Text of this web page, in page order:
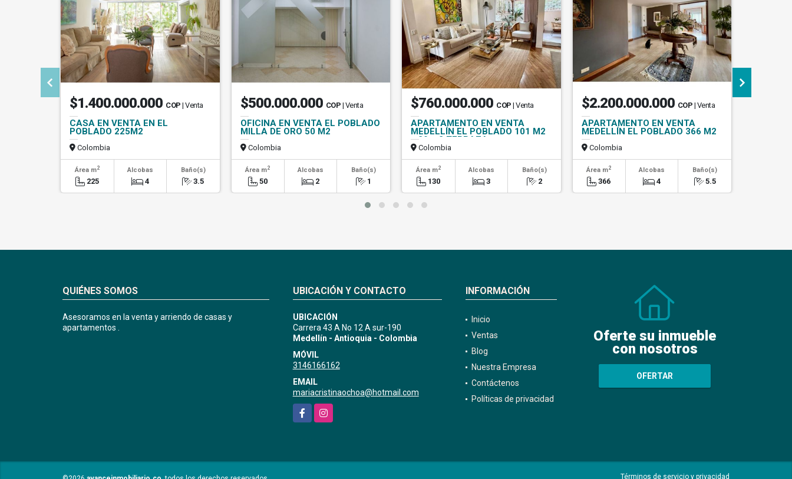
$1.400.000.000 COP | Venta
CASA EN VENTA EN EL
POBLADO 225M2
Colombia
Área m2
225
Alcobas
4
Baño(s)
3.5
$500.000.000 COP | Venta
OFICINA EN VENTA EL POBLADO
MILLA DE ORO 50 M2
Colombia
Área m2
50
Alcobas
2
Baño(s)
1
$760.000.000 COP | Venta
APARTAMENTO EN VENTA
MEDELLÍN EL POBLADO 101 M2
+ 29 m2 TERRAZA
Colombia
Área m2
130
Alcobas
3
Baño(s)
2
$2.200.000.000 COP | Venta
APARTAMENTO EN VENTA
MEDELLÍN EL POBLADO 366 M2
Colombia
Área m2
366
Alcobas
4
Baño(s)
5.5
QUIÉNES SOMOS
Asesoramos en la venta y arriendo de casas y
apartamentos .
UBICACIÓN Y CONTACTO
UBICACIÓN
Carrera 43 A No 12 A sur-190
Medellín - Antioquia - Colombia
MÓVIL
3146166162
EMAIL
mariacristinaochoa@hotmail.com
FacebookInstagram
INFORMACIÓN
Inicio
Ventas
Blog
Nuestra Empresa
Contáctenos
Políticas de privacidad
Oferte su inmueble
con nosotros
OFERTAR
Términos de servicio y privacidad